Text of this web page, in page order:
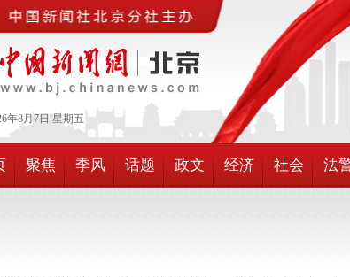
年8月 7日 星期五
聚焦 季风 话题 政文 经济 社会 法